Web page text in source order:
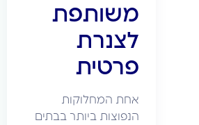
משותפת
לצנרת
פרטית
אחת המחלוקות
הנפוצות ביותר בבתים